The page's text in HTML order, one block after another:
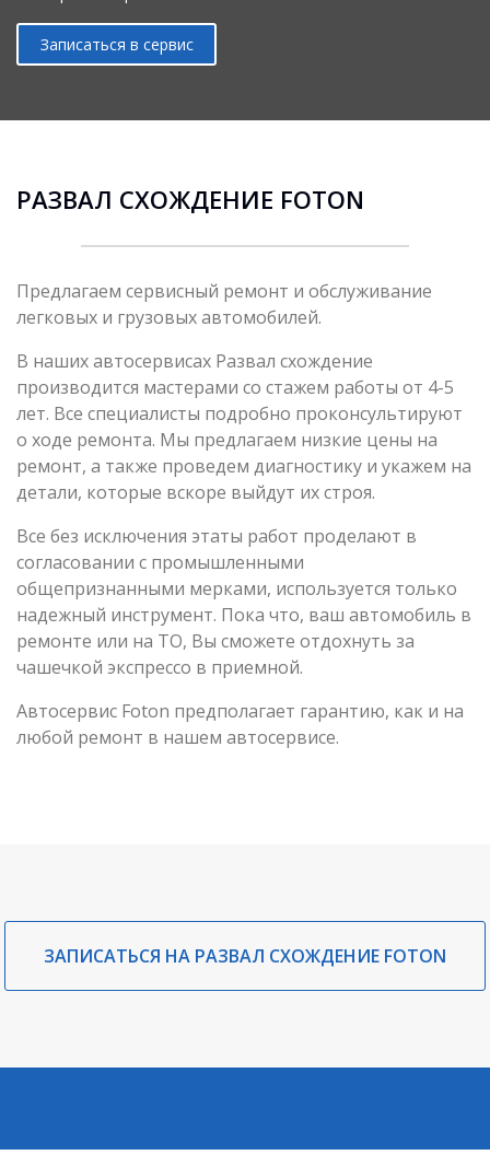
Записаться в сервис
РАЗВАЛ СХОЖДЕНИЕ FOTON
Предлагаем сервисный ремонт и обслуживание
легковых и грузовых автомобилей.
В наших автосервисах Развал схождение
производится мастерами со стажем работы от 4-5
лет. Все специалисты подробно проконсультируют
о ходе ремонта. Мы предлагаем низкие цены на
ремонт, а также проведем диагностику и укажем на
детали, которые вскоре выйдут их строя.
Все без исключения этаты работ проделают в
согласовании с промышленными
общепризнанными мерками, используется только
надежный инструмент. Пока что, ваш автомобиль в
ремонте или на ТО, Вы сможете отдохнуть за
чашечкой экспрессо в приемной.
Автосервис Foton предполагает гарантию, как и на
любой ремонт в нашем автосервисе.
ЗАПИСАТЬСЯ НА РАЗВАЛ СХОЖДЕНИЕ FOTON